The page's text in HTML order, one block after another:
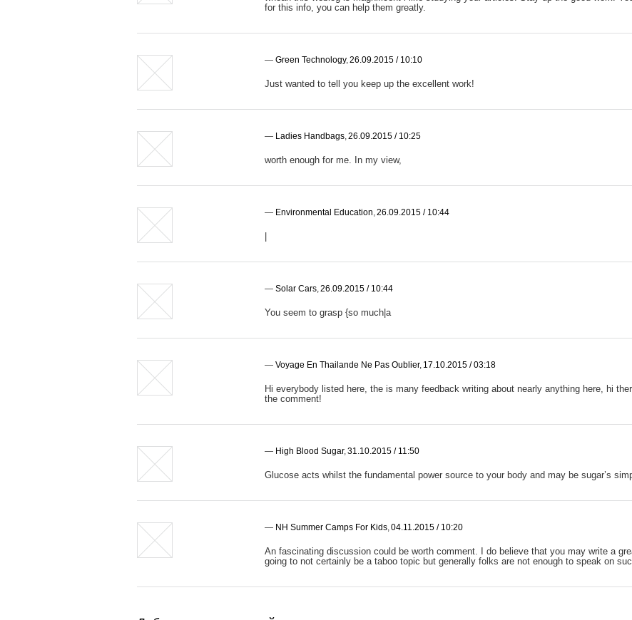
for this info, you can help them greatly.
— Green Technology,26.09.2015 / 10:10
Just wanted to tell you keep up the excellent work!
— Ladies Handbags,26.09.2015 / 10:25
worth enough for me. In my view,
— Environmental Education,26.09.2015 / 10:44
— Solar Cars,26.09.2015 / 10:44
You seem to grasp {so much|a
— Voyage En Thailande Ne Pas Oublier, 17.10.2015 / 03:18
Hi everybody listed here, the is many feedback writing about nearly anything here, hi
the comment!
— High Blood Sugar,31.10.2015 / 11:50
Glucose acts whilst the fundamental power source to your body and may be sugar’s
— NH Summer Camps For Kids,04.11.2015 / 10:20
An fascinating discussion could be worth comment. I do believe that you may write a
going to not certainly be a taboo topic but generally folks are not enough to speak on